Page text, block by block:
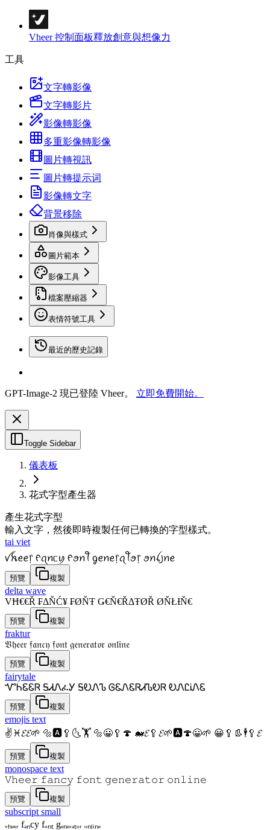
Vheer 控制面板釋放創意與想像力
工具
文字轉影像
文字轉影片
影像轉影像
多重影像轉影像
圖片轉視訊
圖片轉提示词
影像轉文字
背景移除
肖像與樣式
圖片範本
影像工具
檔案壓縮器
表情符號工具
最近的歷史記錄
GPT-Image-2 現已登陸 Vheer。 立即免費開始。
Toggle Sidebar
儀表板
花式字型產生器
產生花式字型
輸入文字，然後即時複製任何已轉換的字型樣式。
tai viet
ꪜꫝꫀꫀ᥅ ᠻꪖꪀᥴꪗ ᠻꪮꪀꪻ ᧁꫀꪀꫀ᥅ꪖꪻꪮ᥅ ꪮꪀꪶ꠸ꪀꫀ
預覽 複製
delta wave
VĦ€€Ř ₣ΔŇĆ¥ ₣ØŇŦ Ǥ€Ň€ŘΔŦØŘ ØŇŁƗŇ€
預覽 複製
fraktur
𝔙𝔥𝔢𝔢𝔯 𝔣𝔞𝔫𝔠𝔶 𝔣𝔬𝔫𝔱 𝔤𝔢𝔫𝔢𝔯𝔞𝔱𝔬𝔯 𝔬𝔫𝔩𝔦𝔫𝔢
預覽 複製
fairytale
ᏉᏂᏋᏋᏒ ᎦᏗᏁፈᎩ ᎦᎧᏁᏖ ᎶᏋᏁᏋᏒᏗᏖᎧᏒ ᎧᏁᏝᎥᏁᏋ
預覽 複製
emojis text
✌♓𝓔𝓔🌱 🔩🅰🥄🌜🏋 🔩😀🥄🍄 🐋𝓔🥄𝓔🌱🅰🍄😀🌱 😀🥄👢🕴🥄𝓔
預覽 複製
monospace text
𝚅𝚑𝚎𝚎𝚛 𝚏𝚊𝚗𝚌𝚢 𝚏𝚘𝚗𝚝 𝚐𝚎𝚗𝚎𝚛𝚊𝚝𝚘𝚛 𝚘𝚗𝚕𝚒𝚗𝚎
預覽 複製
subscript small
ᵥₕₑₑᵣ fₐₙcy fₒₙₜ gₑₙₑᵣₐₜₒᵣ ₒₙₗᵢₙₑ